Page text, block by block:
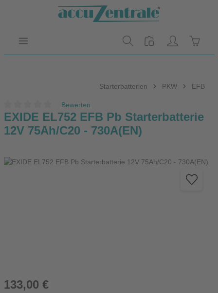
Zum Hauptinhalt springen
Starterbatterien PKW EFB
Durchschnittliche Bewertung von 0 von 5 Sternen
Bewerten
EXIDE EL752 EFB Pb Starterbatterie
12V 75Ah/C20 - 730A(EN)
Bildergalerie überspringen
Regulärer Preis:
133,00 €